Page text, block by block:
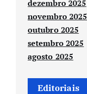
dezembro 2025
novembro 2025
outubro 2025
setembro 2025
agosto 2025
Editoriais